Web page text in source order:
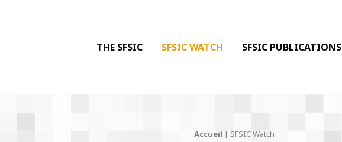
DE L'INFORMATION & DE LA COMMUNICATION
des Sciences de l'Information & de la Communication
THE SFSIC SFSIC WATCH SFSIC PUBLICATIONS
Accueil | SFSIC Watch